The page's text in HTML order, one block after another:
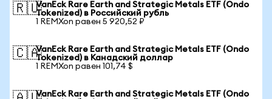
🇷🇺VanEck Rare Earth and Strategic Metals ETF (Ondo
Tokenized) в Российский рубль
1 REMXon равен 5 920,52 ₽
🇨🇦VanEck Rare Earth and Strategic Metals ETF (Ondo
Tokenized) в Канадский доллар
1 REMXon равен 101,74 $
VanEck Rare Earth and Strategic Metals ETF (Ondo